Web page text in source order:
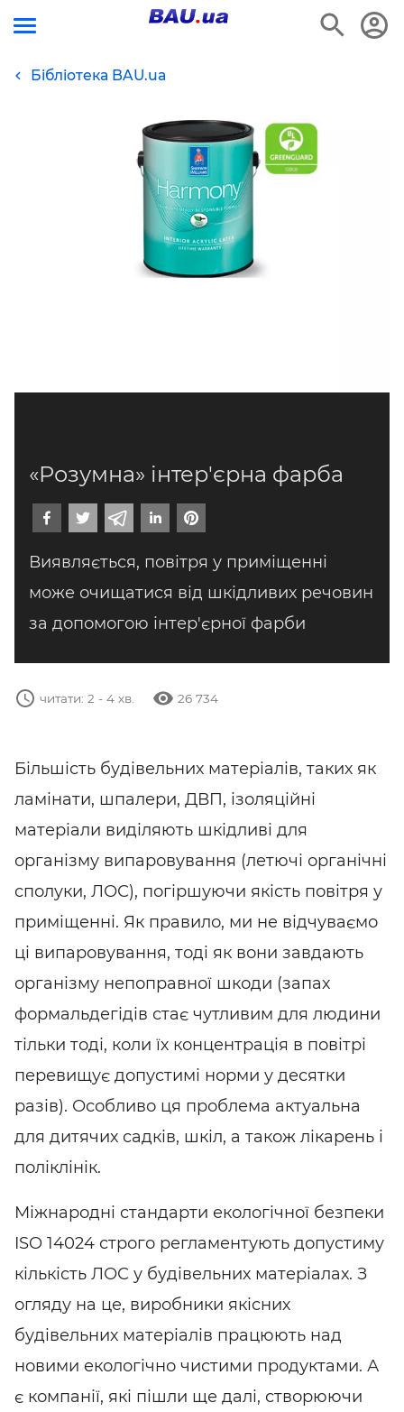
Бібліотека BAU.ua
«Розумна» інтер'єрна фарба
Виявляється, повітря у приміщенні
може очищатися від шкідливих речовин
за допомогою інтер'єрної фарби
26 734
Більшість будівельних матеріалів, таких як
ламінати, шпалери, ДВП, ізоляційні
матеріали виділяють шкідливі для
організму випаровування (летючі органічні
сполуки, ЛОС), погіршуючи якість повітря у
приміщенні. Як правило, ми не відчуваємо
ці випаровування, тоді як вони завдають
організму непоправної шкоди (запах
формальдегідів стає чутливим для людини
тільки тоді, коли їх концентрація в повітрі
перевищує допустимі норми у десятки
разів). Особливо ця проблема актуальна
для дитячих садків, шкіл, а також лікарень і
поліклінік.
Міжнародні стандарти екологічної безпеки
ISO 14024 строго регламентують допустиму
кількість ЛОС у будівельних матеріалах. З
огляду на це, виробники якісних
будівельних матеріалів працюють над
новими екологічно чистими продуктами. А
є компанії, які пішли ще далі, створюючи